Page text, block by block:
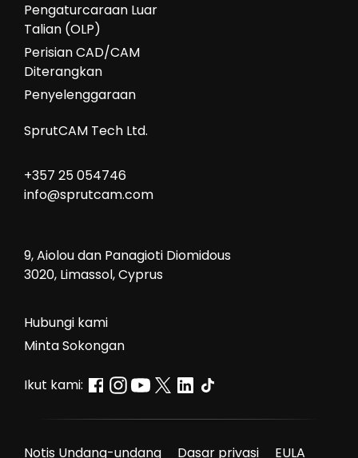
Pengaturcaraan Luar
Talian (OLP)
Perisian CAD/CAM
Diterangkan
Penyelenggaraan
SprutCAM Tech Ltd.
+357 25 054746
info@sprutcam.com
9, Aiolou dan Panagioti Diomidous
3020, Limassol, Cyprus
Hubungi kami
Minta Sokongan
Ikut kami:
Notis Undang-undang Dasar privasi EULA